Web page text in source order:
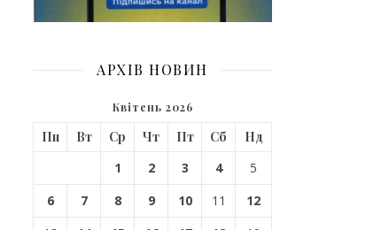
АРХІВ НОВИН
Квітень 2026
Пн Вт Ср Чт Пт Сб
Нд
1
2 3 4
5
6
7 8 9 10 11
12